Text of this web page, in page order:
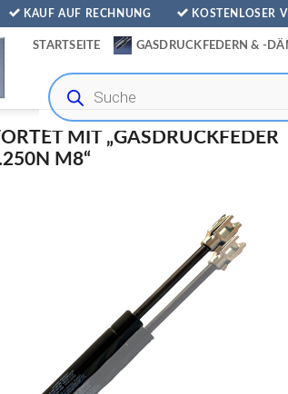
KAUF AUF RECHNUNG KOSTENLOSER
STARTSEITE GASDRUCKFEDERN & -
Products
search
MIT „GASDRUCKFEDER
M8“